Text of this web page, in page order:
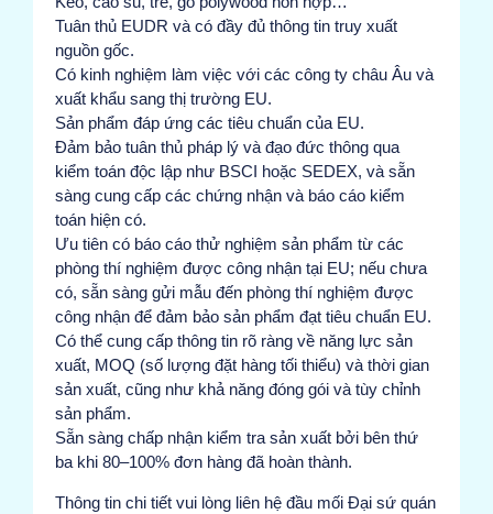
Tuân thủ EUDR và có đầy đủ thông tin truy xuất
nguồn gốc.
Có kinh nghiệm làm việc với các công ty châu Âu và
xuất khẩu sang thị trường EU.
Sản phẩm đáp ứng các tiêu chuẩn của EU.
Đảm bảo tuân thủ pháp lý và đạo đức thông qua
kiểm toán độc lập như BSCI hoặc SEDEX, và sẵn
sàng cung cấp các chứng nhận và báo cáo kiểm
toán hiện có.
Ưu tiên có báo cáo thử nghiệm sản phẩm từ các
phòng thí nghiệm được công nhận tại EU; nếu chưa
có, sẵn sàng gửi mẫu đến phòng thí nghiệm được
công nhận để đảm bảo sản phẩm đạt tiêu chuẩn EU.
Có thể cung cấp thông tin rõ ràng về năng lực sản
xuất, MOQ (số lượng đặt hàng tối thiểu) và thời gian
sản xuất, cũng như khả năng đóng gói và tùy chỉnh
sản phẩm.
Sẵn sàng chấp nhận kiểm tra sản xuất bởi bên thứ
ba khi 80–100% đơn hàng đã hoàn thành.
Thông tin chi tiết vui lòng liên hệ đầu mối Đại sứ quán